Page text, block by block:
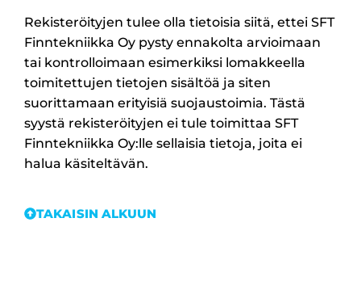
Rekisteröityjen tulee olla tietoisia siitä, ettei SFT
Finntekniikka Oy pysty ennakolta arvioimaan
tai kontrolloimaan esimerkiksi lomakkeella
toimitettujen tietojen sisältöä ja siten
suorittamaan erityisiä suojaustoimia. Tästä
syystä rekisteröityjen ei tule toimittaa SFT
Finntekniikka Oy:lle sellaisia tietoja, joita ei
halua käsiteltävän.
TAKAISIN ALKUUN